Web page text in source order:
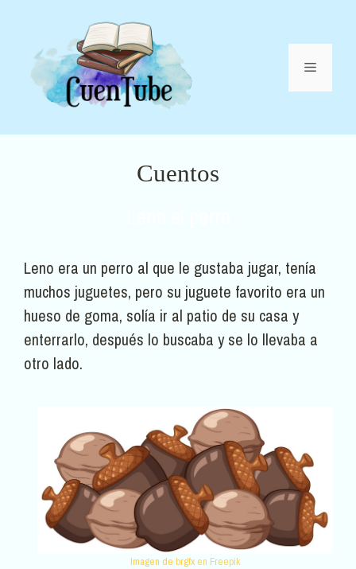
contenido
Menú
Cuentos
Leno era un perro al que le gustaba jugar, tenía
muchos juguetes, pero su juguete favorito era un
hueso de goma, solía ir al patio de su casa y
enterrarlo, después lo buscaba y se lo llevaba a
otro lado.
Imagen de brgfx en Freepik